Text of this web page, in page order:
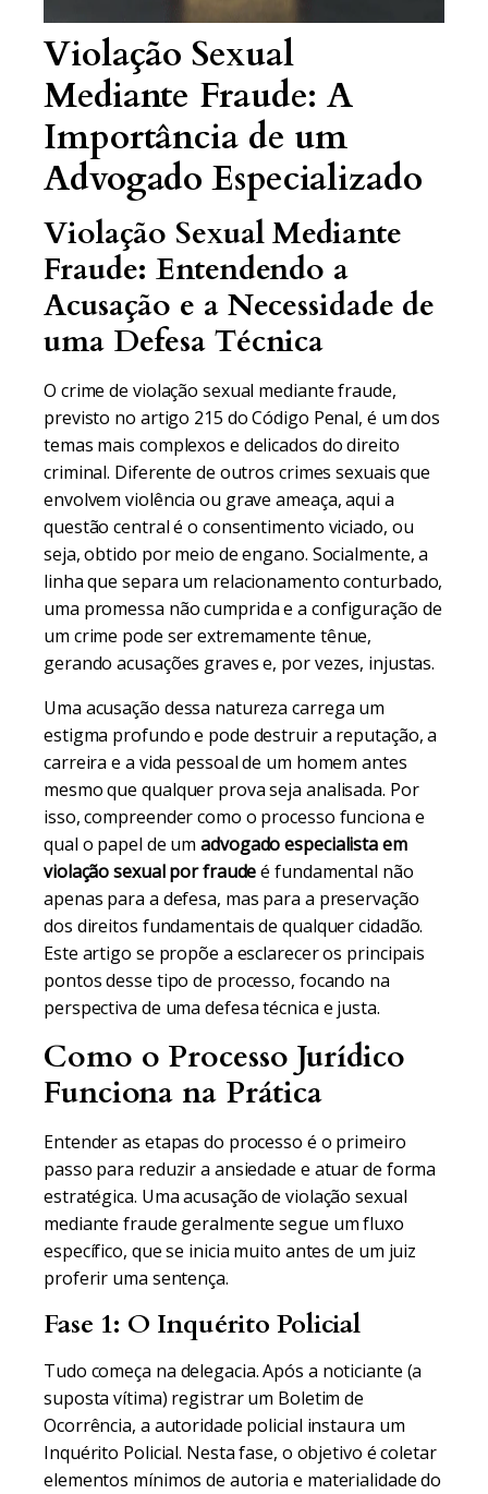
Violação Sexual
Mediante Fraude: A
Importância de um
Advogado Especializado
Violação Sexual Mediante
Fraude: Entendendo a
Acusação e a Necessidade de
uma Defesa Técnica
O crime de violação sexual mediante fraude,
previsto no artigo 215 do Código Penal, é um dos
temas mais complexos e delicados do direito
criminal. Diferente de outros crimes sexuais que
envolvem violência ou grave ameaça, aqui a
questão central é o consentimento viciado, ou
seja, obtido por meio de engano. Socialmente, a
linha que separa um relacionamento conturbado,
uma promessa não cumprida e a configuração de
um crime pode ser extremamente tênue,
gerando acusações graves e, por vezes, injustas.
Uma acusação dessa natureza carrega um
estigma profundo e pode destruir a reputação, a
carreira e a vida pessoal de um homem antes
mesmo que qualquer prova seja analisada. Por
isso, compreender como o processo funciona e
qual o papel de umadvogado especialista em
violação sexual por fraudeé fundamental não
apenas para a defesa, mas para a preservação
dos direitos fundamentais de qualquer cidadão.
Este artigo se propõe a esclarecer os principais
pontos desse tipo de processo, focando na
perspectiva de uma defesa técnica e justa.
Como o Processo Jurídico
Funciona na Prática
Entender as etapas do processo é o primeiro
passo para reduzir a ansiedade e atuar de forma
estratégica. Uma acusação de violação sexual
mediante fraude geralmente segue um fluxo
específico, que se inicia muito antes de um juiz
proferir uma sentença.
Fase 1: O Inquérito Policial
Tudo começa na delegacia. Após a noticiante (a
suposta vítima) registrar um Boletim de
Ocorrência, a autoridade policial instaura um
Inquérito Policial. Nesta fase, o objetivo é coletar
elementos mínimos de autoria e materialidade do